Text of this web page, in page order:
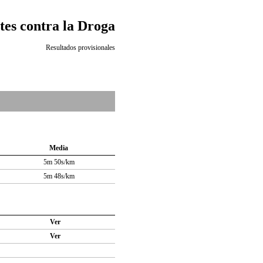
contra la Droga
Resultados provisionales
Media
5m 50s/km
5m 48s/km
Ver
Ver